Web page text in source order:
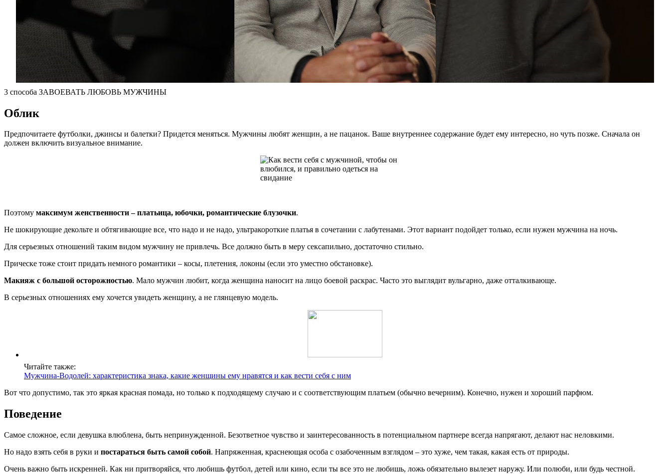
3 способа ЗАВОЕВАТЬ ЛЮБОВЬ МУЖЧИНЫ
Облик
Предпочитаете футболки, джинсы и балетки? Придется меняться. Мужчины любят женщин, а не пацанок. Ваше внутреннее содержание будет ему интересно, но чуть позже. Сначала он
должен включить визуальное внимание.
Поэтому максимум женственности – платьица, юбочки, романтические блузочки.
Не шокирующие декольте и обтягивающие все, что надо и не надо, ультракороткие платья в сочетании с лабутенами. Этот вариант подойдет только, если нужен мужчина на ночь.
Для серьезных отношений таким видом мужчину не привлечь. Все должно быть в меру сексапильно, достаточно стильно.
Прическе тоже стоит придать немного романтики – косы, плетения, локоны (если это уместно обстановке).
Макияж с большой осторожностью. Мало мужчин любит, когда женщина наносит на лицо боевой раскрас. Часто это выглядит вульгарно, даже отталкивающе.
В серьезных отношениях ему хочется увидеть женщину, а не глянцевую модель.
Читайте также:
Мужчина-Водолей: характеристика знака, какие женщины ему нравятся и как вести себя с ним
Вот что допустимо, так это яркая красная помада, но только к подходящему случаю и с соответствующим платьем (обычно вечерним). Конечно, нужен и хороший парфюм.
Поведение
Самое сложное, если девушка влюблена, быть непринужденной. Безответное чувство и заинтересованность в потенциальном партнере всегда напрягают, делают нас неловкими.
Но надо взять себя в руки и постараться быть самой собой. Напряженная, краснеющая особа с озабоченным взглядом – это хуже, чем такая, какая есть от природы.
Очень важно быть искренней. Как ни притворяйся, что любишь футбол, детей или кино, если ты все это не любишь, ложь обязательно вылезет наружу. Или полюби, или будь честной.